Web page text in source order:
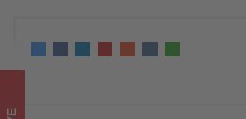
önemli
katkı
sağlıyor